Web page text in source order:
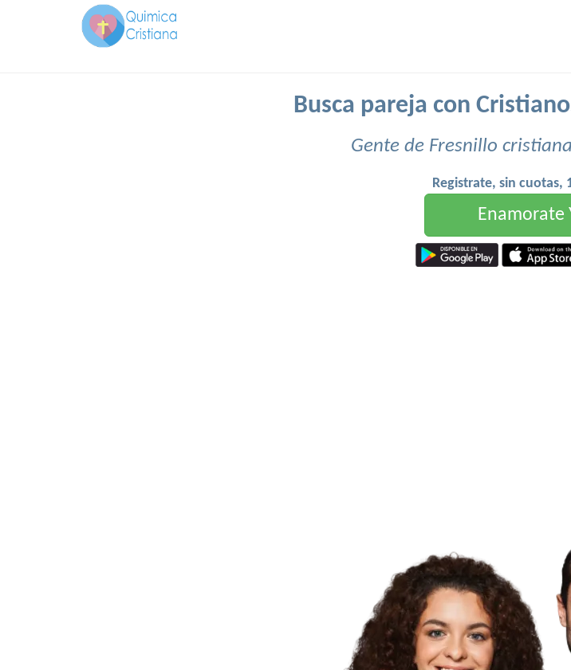
Busca pareja con
Gente de Fresnillo
Registrate, sin cuotas,
Enamorate